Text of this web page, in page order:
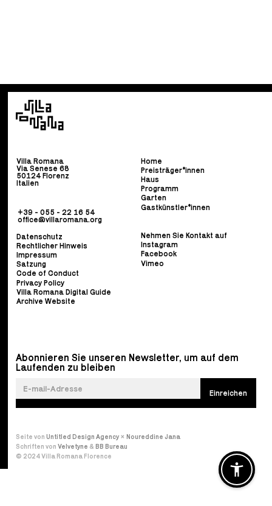
Villa Romana
Via Senese 68
50124 Florenz
Italien
+39 - 055 - 22 16 54
office@villaromana.org
Home
Preisträger*innen
Haus
Programm
Garten
Gastkünstler*innen
Datenschutz
Rechtlicher Hinweis
Impressum
Satzung
Code of Conduct
Privacy Policy
Villa Romana Digital Guide
Archive Website
Nehmen Sie Kontakt auf
Instagram
Facebook
Vimeo
Abonnieren Sie unseren Newsletter, um auf dem
Laufenden zu bleiben
Seite von Untitled Design Agency× Noureddine Jana
Schriften von Velvetyne & BB Bureau
© 2024 Villa Romana Florence